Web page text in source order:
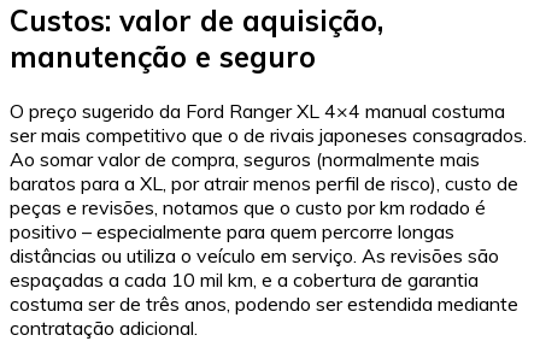
Custos: valor de aquisição,
manutenção e seguro
O preço sugerido da Ford Ranger XL 4×4 manual costuma
ser mais competitivo que o de rivais japoneses consagrados.
Ao somar valor de compra, seguros (normalmente mais
baratos para a XL, por atrair menos perfil de risco), custo de
peças e revisões, notamos que o custo por km rodado é
positivo – especialmente para quem percorre longas
distâncias ou utiliza o veículo em serviço. As revisões são
espaçadas a cada 10 mil km, e a cobertura de garantia
costuma ser de três anos, podendo ser estendida mediante
contratação adicional.